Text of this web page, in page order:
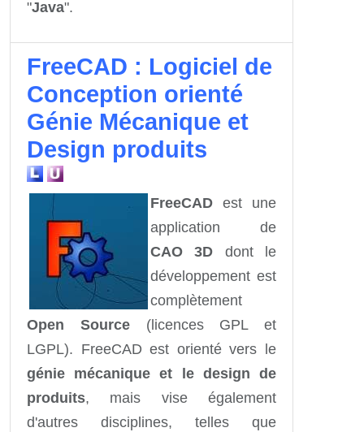
"Java".
FreeCAD : Logiciel de
Conception orienté
Génie Mécanique et
Design produits
FreeCAD est une
application de
CAO 3D dont le
développement est
complètement
Open Source(licences GPL et
LGPL). FreeCAD est orienté vers le
génie mécanique et le design de
produits, mais vise également
d'autres disciplines, telles que